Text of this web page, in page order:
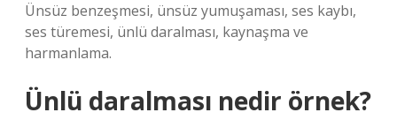
Ünsüz benzeşmesi, ünsüz yumuşaması, ses kaybı,
ses türemesi, ünlü daralması, kaynaşma ve
harmanlama.
Ünlü daralması nedir örnek?